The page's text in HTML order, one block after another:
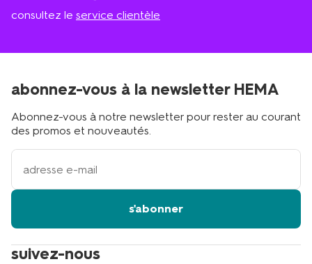
consultez le service clientèle
suivez-nous
abonnez-vous à la newsletter HEMA
Abonnez-vous à notre newsletter pour rester au courant
des promos et nouveautés.
votre
adresse
s'abonner